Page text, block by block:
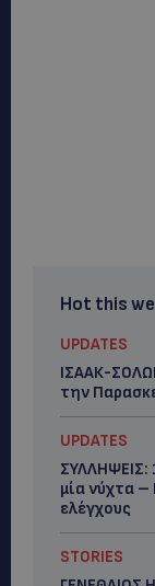
Hot this
UPDATES
ΙΣΑΑΚ-
την
UPDATES
ΣΥΛΛΗΨΕΙΣ:
μία νύχτα
ελέγχους
STORIES